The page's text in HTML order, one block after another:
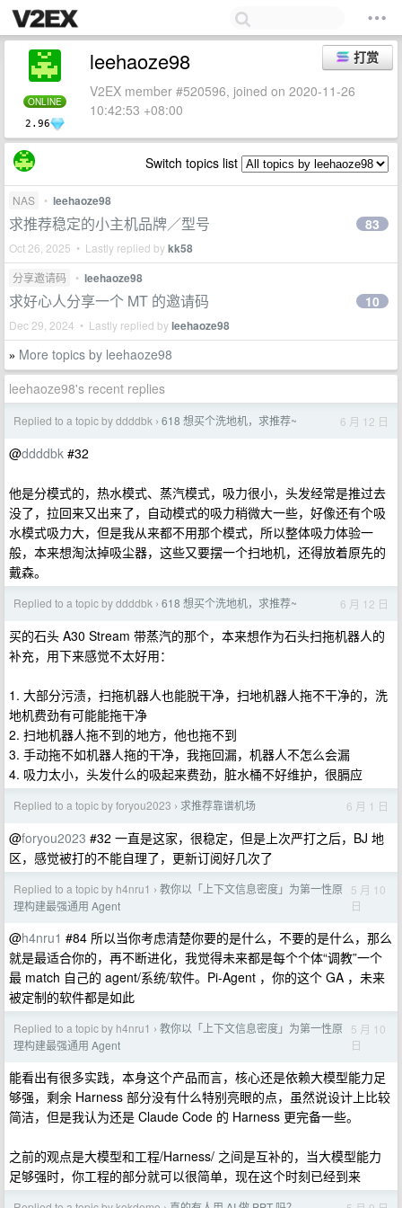
ONLINE
2.96
打赏
leehaoze98
V2EX member #520596, joined on 2020-11-26
10:42:53 +08:00
Switch topics list
NAS • leehaoze98
求推荐稳定的小主机品牌／型号
Oct 26, 2025 • Lastly replied bykk58
83
分享邀请码 • leehaoze98
求好心人分享一个 MT 的邀请码
Dec 29, 2024 • Lastly replied byleehaoze98
10
» More topics by leehaoze98
leehaoze98's recent replies
Replied to a topic by ddddbk › 618 想买个洗地机，求推荐~ 6 月 12 日
@ddddbk #32
他是分模式的，热水模式、蒸汽模式，吸力很小，头发经常是推过去
没了，拉回来又出来了，自动模式的吸力稍微大一些，好像还有个吸
水模式吸力大，但是我从来都不用那个模式，所以整体吸力体验一
般，本来想淘汰掉吸尘器，这些又要摆一个扫地机，还得放着原先的
戴森。
Replied to a topic by ddddbk › 618 想买个洗地机，求推荐~ 6 月 12 日
买的石头 A30 Stream 带蒸汽的那个，本来想作为石头扫拖机器人的
补充，用下来感觉不太好用：
1. 大部分污渍，扫拖机器人也能脱干净，扫地机器人拖不干净的，洗
地机费劲有可能能拖干净
2. 扫地机器人拖不到的地方，他也拖不到
3. 手动拖不如机器人拖的干净，我拖回漏，机器人不怎么会漏
4. 吸力太小，头发什么的吸起来费劲，脏水桶不好维护，很膈应
Replied to a topic by foryou2023 › 求推荐靠谱机场 6 月 1 日
@foryou2023 #32 一直是这家，很稳定，但是上次严打之后，BJ 地
区，感觉被打的不能自理了，更新订阅好几次了
Replied to a topic by h4nru1 › 教你以「上下文信息密度」为第一性原
理构建最强通用 Agent
5 月 10
日
@h4nru1 #84 所以当你考虑清楚你要的是什么，不要的是什么，那么
就是最适合你的，再不断进化，我觉得未来都是每个个体“调教”一个
最 match 自己的 agent/系统/软件。Pi-Agent ，你的这个 GA ，未来
被定制的软件都是如此
Replied to a topic by h4nru1 › 教你以「上下文信息密度」为第一性原
理构建最强通用 Agent
5 月 10
日
能看出有很多实践，本身这个产品而言，核心还是依赖大模型能力足
够强，剩余 Harness 部分没有什么特别亮眼的点，虽然说设计上比较
简洁，但是我认为还是 Claude Code 的 Harness 更完备一些。
之前的观点是大模型和工程/Harness/ 之间是互补的，当大模型能力
足够强时，你工程的部分就可以很简单，现在这个时刻已经到来